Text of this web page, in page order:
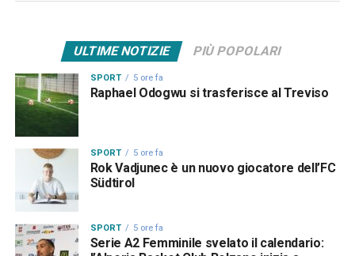
ULTIME NOTIZIE PIÙ POPOLARI
SPORT 5 ore fa
Raphael Odogwu si trasferisce al Treviso
SPORT 5 ore fa
Rok Vadjunec è un nuovo giocatore dell’FC
Südtirol
SPORT 5 ore fa
Serie A2 Femminile svelato il calendario: